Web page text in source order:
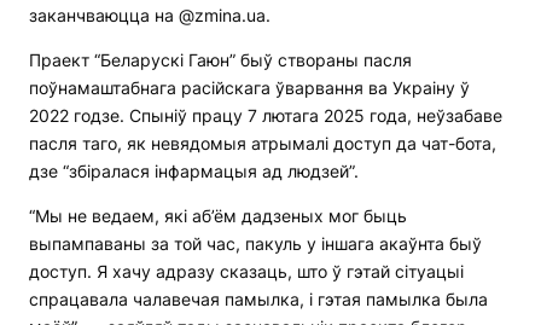
заканчваюцца на @zmina.uа.
Праект “Беларускі Гаюн” быў створаны пасля
поўнамаштабнага расійскага ўварвання ва Украіну ў
2022 годзе. Спыніў працу 7 лютага 2025 года, неўзабаве
пасля таго, як невядомыя атрымалі доступ да чат-бота,
дзе “збіралася інфармацыя ад людзей”.
“Мы не ведаем, які аб’ём дадзеных мог быць
выпампаваны за той час, пакуль у іншага акаўнта быў
доступ. Я хачу адразу сказаць, што ў гэтай сітуацыі
спрацавала чалавечая памылка, і гэтая памылка была